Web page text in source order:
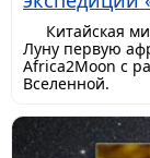
Китайская
Луну первую
Africa2Moon с
Вселенной.